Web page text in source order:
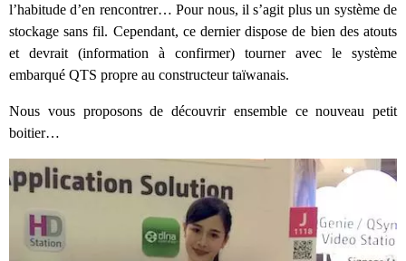
l’habitude d’en rencontrer… Pour nous, il s’agit plus un système de
stockage sans fil. Cependant, ce dernier dispose de bien des atouts
et devrait (information à confirmer) tourner avec le système
embarqué QTS propre au constructeur taïwanais.
Nous vous proposons de découvrir ensemble ce nouveau petit
boitier…